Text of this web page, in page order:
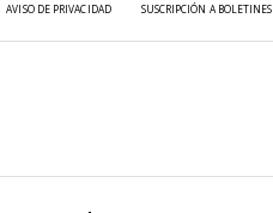
AVISO DE PRIVACIDAD SUSCRIPCIÓN A BOLETINES